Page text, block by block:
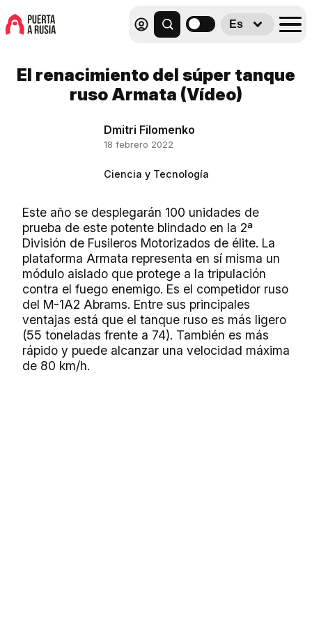
Es
El renacimiento del súper tanque
ruso Armata (Vídeo)
Dmitri Filomenko
18 febrero 2022
Ciencia y Tecnología
Este año se desplegarán 100 unidades de
prueba de este potente blindado en la 2ª
División de Fusileros Motorizados de élite. La
plataforma Armata representa en sí misma un
módulo aislado que protege a la tripulación
contra el fuego enemigo. Es el competidor ruso
del M-1A2 Abrams. Entre sus principales
ventajas está que el tanque ruso es más ligero
(55 toneladas frente a 74). También es más
rápido y puede alcanzar una velocidad máxima
de 80 km/h.